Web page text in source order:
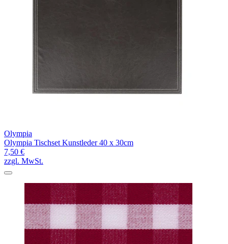
Olympia
Olympia Tischset Kunstleder 40 x 30cm
7,50 €
zzgl. MwSt.